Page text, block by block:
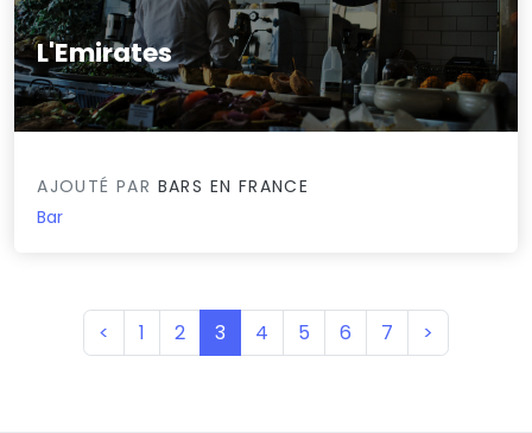
L'Emirates
0/5
AJOUTÉ PAR BARS EN FRANCE
Bar
< 1 2 3 (current)
4 5 6 7 >